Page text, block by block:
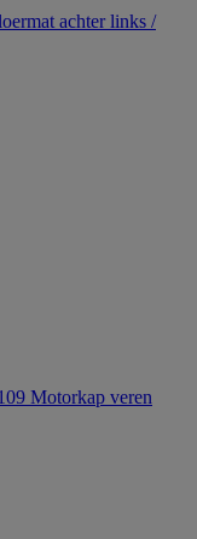
achter links /
Motorkap veren